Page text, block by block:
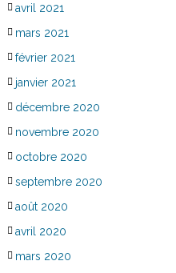
avril 2021
mars 2021
février 2021
janvier 2021
décembre 2020
novembre 2020
octobre 2020
septembre 2020
août 2020
avril 2020
mars 2020